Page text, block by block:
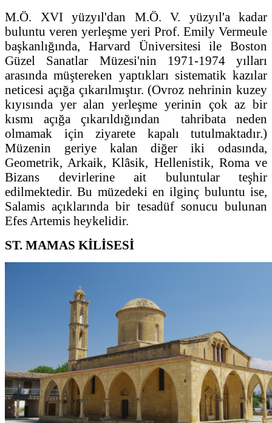
M.Ö. XVI yüzyıl'dan M.Ö. V. yüzyıl'a kadar
buluntu veren yerleşme yeri Prof. Emily Vermeule
başkanlığında, Harvard Üniversitesi ile Boston
Güzel Sanatlar Müzesi'nin 1971-1974 yılları
arasında müştereken yaptıkları sistematik kazılar
neticesi açığa çıkarılmıştır. (Ovroz nehrinin kuzey
kıyısında yer alan yerleşme yerinin çok az bir
kısmı açığa çıkarıldığından tahribata neden
olmamak için ziyarete kapalı tutulmaktadır.)
Müzenin geriye kalan diğer iki odasında,
Geometrik, Arkaik, Klâsik, Hellenistik, Roma ve
Bizans devirlerine ait buluntular teşhir
edilmektedir. Bu müzedeki en ilginç buluntu ise,
Salamis açıklarında bir tesadüf sonucu bulunan
Efes Artemis heykelidir.
ST. MAMAS KİLİSESİ